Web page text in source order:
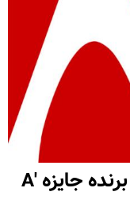
MeggNote محصول ریتون، برنده جایزه A'